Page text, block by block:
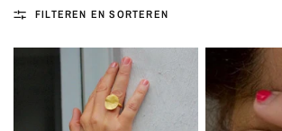
FILTEREN EN SORTEREN